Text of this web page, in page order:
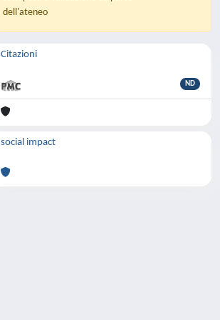
dell'ateneo
Citazioni
ND
social impact